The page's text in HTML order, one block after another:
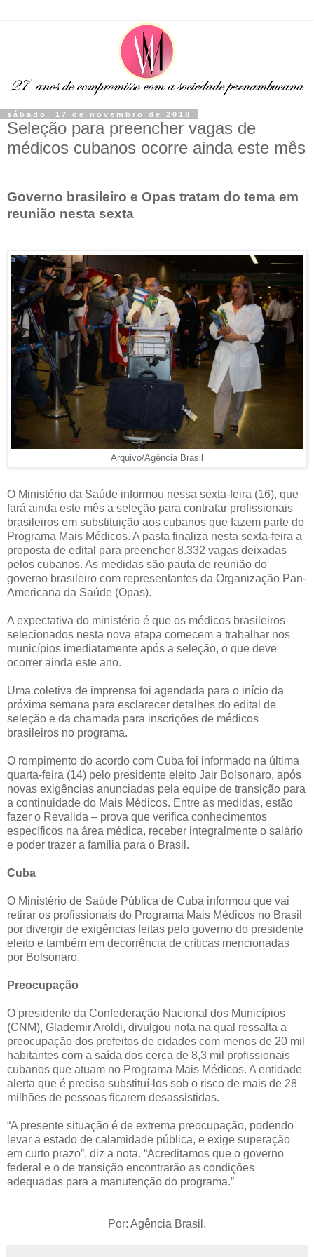
sábado, 17 de novembro de 2018
Seleção para preencher vagas de
médicos cubanos ocorre ainda este mês
Governo brasileiro e Opas tratam do tema em
reunião nesta sexta
Arquivo/Agência Brasil
O Ministério da Saúde informou nessa sexta-feira (16), que
fará ainda este mês a seleção para contratar profissionais
brasileiros em substituição aos cubanos que fazem parte do
Programa Mais Médicos. A pasta finaliza nesta sexta-feira a
proposta de edital para preencher 8.332 vagas deixadas
pelos cubanos. As medidas são pauta de reunião do
governo brasileiro com representantes da Organização Pan-
Americana da Saúde (Opas).
A expectativa do ministério é que os médicos brasileiros
selecionados nesta nova etapa comecem a trabalhar nos
municípios imediatamente após a seleção, o que deve
ocorrer ainda este ano.
Uma coletiva de imprensa foi agendada para o início da
próxima semana para esclarecer detalhes do edital de
seleção e da chamada para inscrições de médicos
brasileiros no programa.
O rompimento do acordo com Cuba foi informado na última
quarta-feira (14) pelo presidente eleito Jair Bolsonaro, após
novas exigências anunciadas pela equipe de transição para
a continuidade do Mais Médicos. Entre as medidas, estão
fazer o Revalida – prova que verifica conhecimentos
específicos na área médica, receber integralmente o salário
e poder trazer a família para o Brasil.
Cuba
O Ministério de Saúde Pública de Cuba informou que vai
retirar os profissionais do Programa Mais Médicos no Brasil
por divergir de exigências feitas pelo governo do presidente
eleito e também em decorrência de críticas mencionadas
por Bolsonaro.
Preocupação
O presidente da Confederação Nacional dos Municípios
(CNM), Glademir Aroldi, divulgou nota na qual ressalta a
preocupação dos prefeitos de cidades com menos de 20 mil
habitantes com a saída dos cerca de 8,3 mil profissionais
cubanos que atuam no Programa Mais Médicos. A entidade
alerta que é preciso substituí-los sob o risco de mais de 28
milhões de pessoas ficarem desassistidas.
“A presente situação é de extrema preocupação, podendo
levar a estado de calamidade pública, e exige superação
em curto prazo”, diz a nota. “Acreditamos que o governo
federal e o de transição encontrarão as condições
adequadas para a manutenção do programa.”
Por: Agência Brasil.